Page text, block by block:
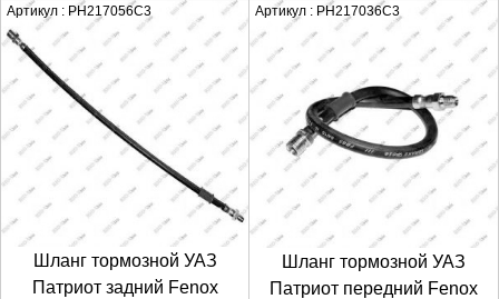
Артикул : PH217056C3
Шланг тормозной УАЗ
Патриот задний Fenox
Артикул : PH217036C3
Шланг тормозной УАЗ
Патриот передний Fenox